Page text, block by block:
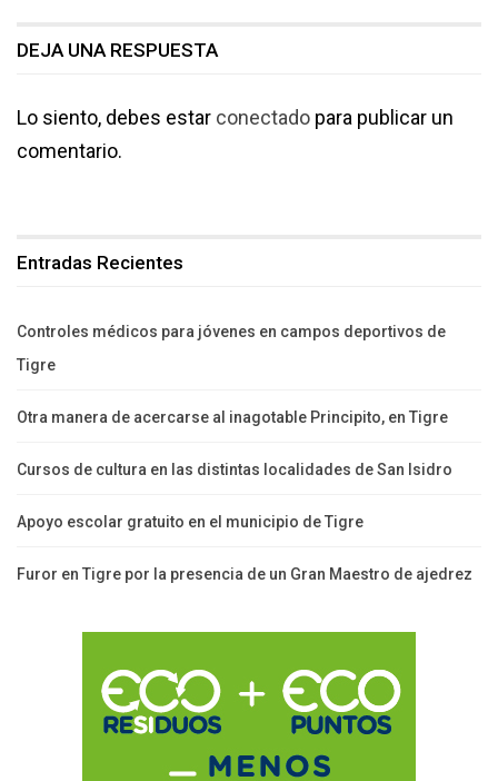
DEJA UNA RESPUESTA
Lo siento, debes estar conectado para publicar un
comentario.
Entradas Recientes
Controles médicos para jóvenes en campos deportivos de
Tigre
Otra manera de acercarse al inagotable Principito, en Tigre
Cursos de cultura en las distintas localidades de San Isidro
Apoyo escolar gratuito en el municipio de Tigre
Furor en Tigre por la presencia de un Gran Maestro de ajedrez